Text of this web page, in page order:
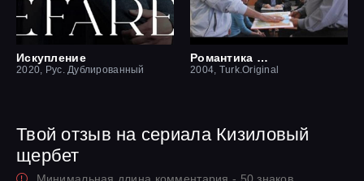
Искупление
2020, Рус. Дублированный
Романтика смерти
2004, Turk.Original
Твой отзыв на сериала Кизиловый
щербет